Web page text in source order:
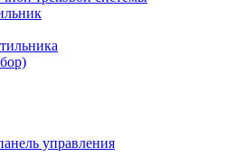
управления